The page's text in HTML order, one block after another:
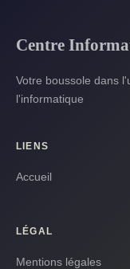
Centre
Votre boussole dans
l'informatique
LIENS
Accueil
LÉGAL
Mentions légales